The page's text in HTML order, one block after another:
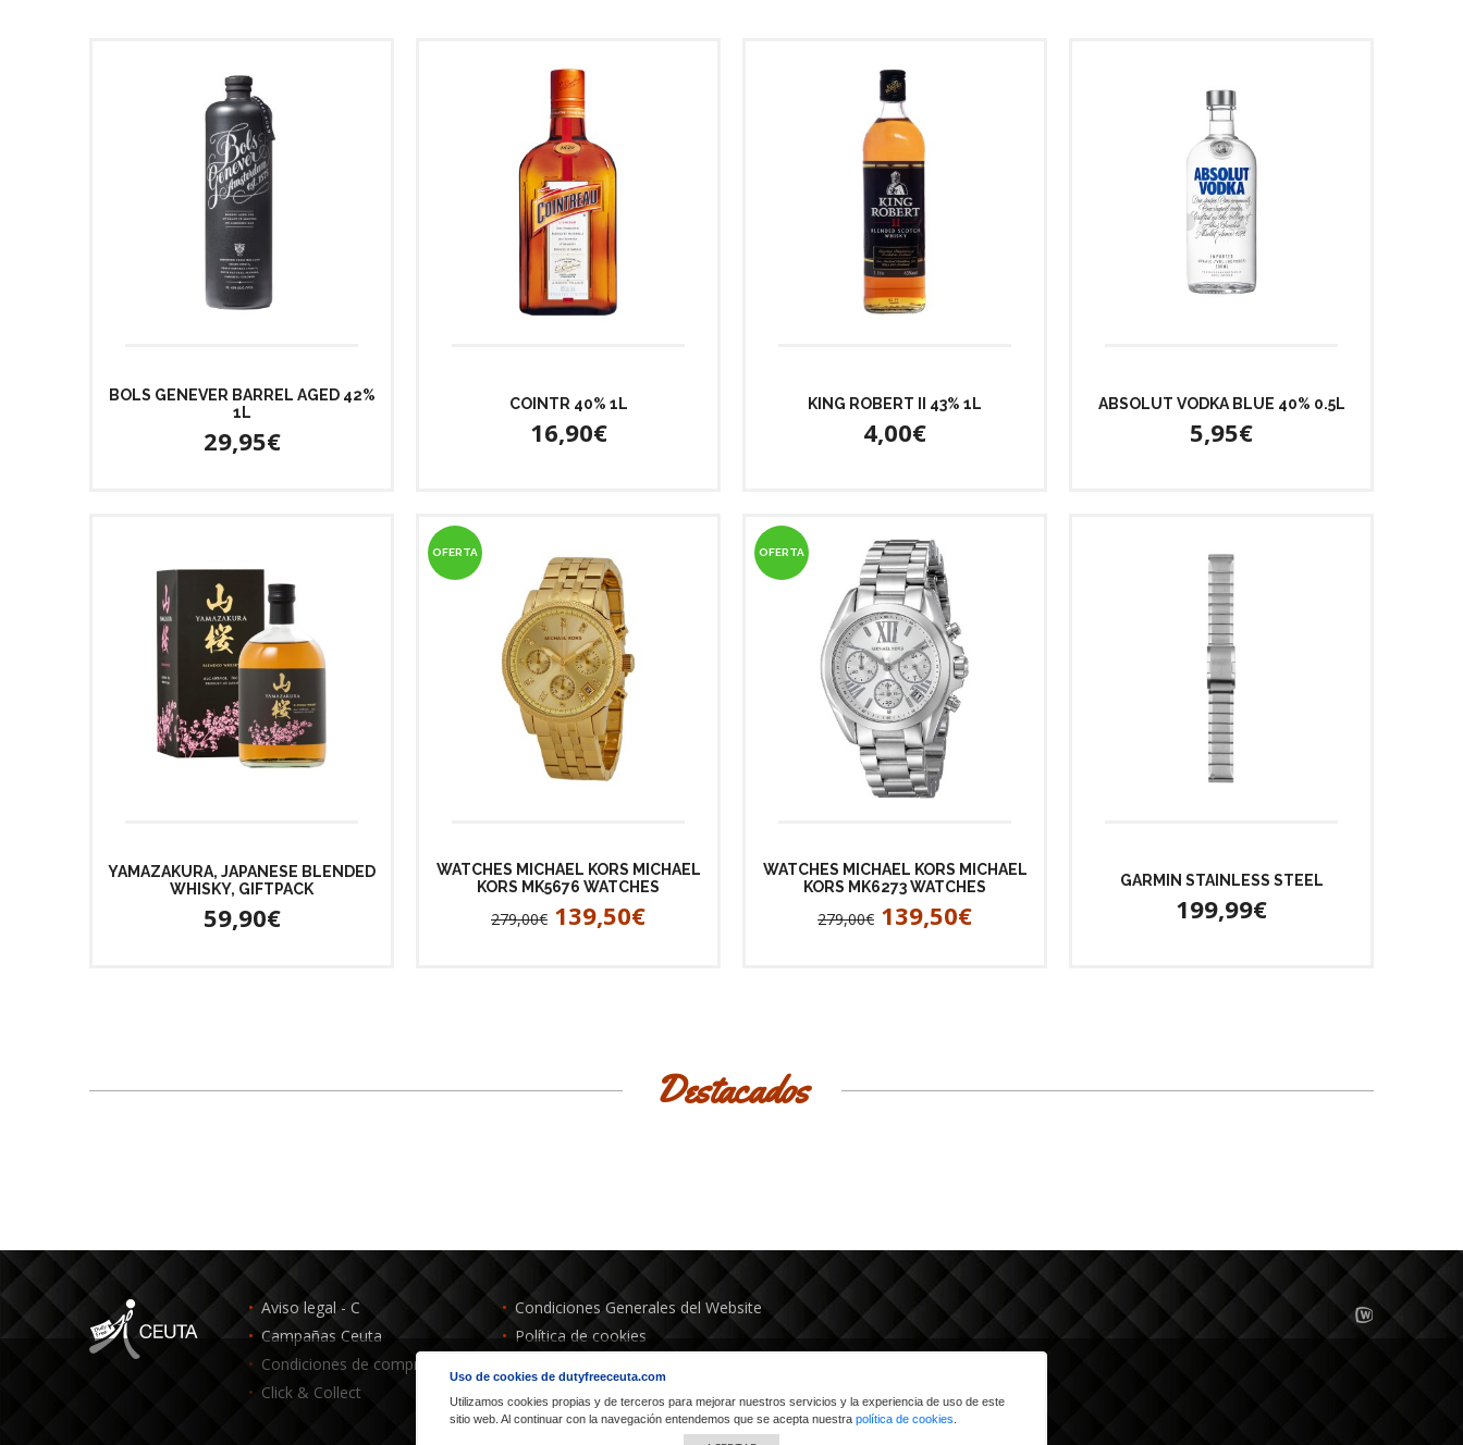
BOLS GENEVER BARREL AGED 42%
1L
29,95€
COINTR 40% 1L
16,90€
KING ROBERT II 43% 1L
4,00€
ABSOLUT VODKA BLUE 40% 0.5L
5,95€
YAMAZAKURA, JAPANESE BLENDED
WHISKY, GIFTPACK
59,90€
WATCHES MICHAEL KORS MICHAEL
KORS MK5676 WATCHES
279,00€ 139,50€
OFERTA
WATCHES MICHAEL KORS MICHAEL
KORS MK6273 WATCHES
279,00€ 139,50€
OFERTA
GARMIN STAINLESS STEEL
199,99€
Destacados
Aviso legal - C
Campañas Ceuta
Condiciones de compra - C
Click & Collect
Condiciones Generales del Website
Política de cookies
Política de devoluciones
Uso de cookies de dutyfreeceuta.com
Utilizamos cookies propias y de terceros para mejorar nuestros servicios y la experiencia de uso de este
sitio web. Al continuar con la navegación entendemos que se acepta nuestra política de cookies